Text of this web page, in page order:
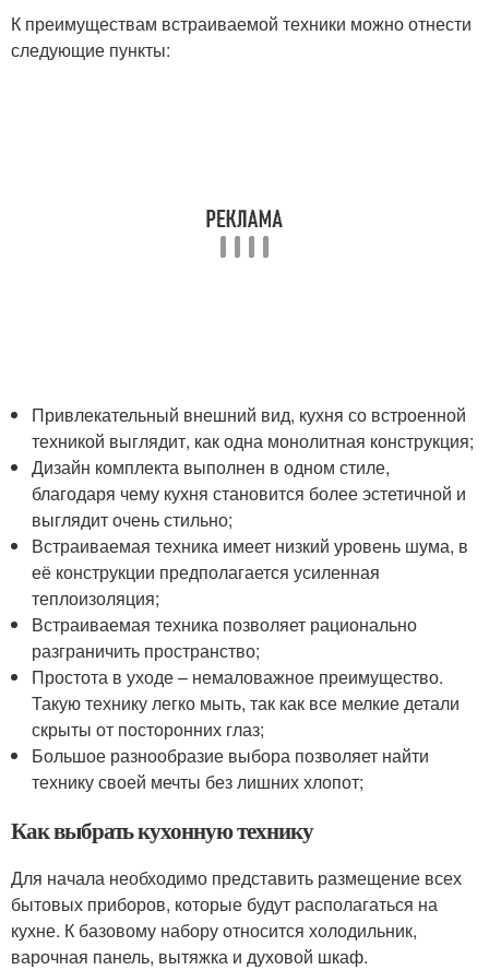
К преимуществам встраиваемой техники можно отнести
следующие пункты:
Привлекательный внешний вид, кухня со встроенной
техникой выглядит, как одна монолитная конструкция;
Дизайн комплекта выполнен в одном стиле,
благодаря чему кухня становится более эстетичной и
выглядит очень стильно;
Встраиваемая техника имеет низкий уровень шума, в
её конструкции предполагается усиленная
теплоизоляция;
Встраиваемая техника позволяет рационально
разграничить пространство;
Простота в уходе – немаловажное преимущество.
Такую технику легко мыть, так как все мелкие детали
скрыты от посторонних глаз;
Большое разнообразие выбора позволяет найти
технику своей мечты без лишних хлопот;
Как выбрать кухонную технику
Для начала необходимо представить размещение всех
бытовых приборов, которые будут располагаться на
кухне. К базовому набору относится холодильник,
варочная панель, вытяжка и духовой шкаф.